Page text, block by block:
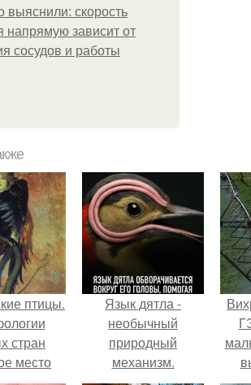
выяснили: скорость
напрямую зависит от
сосудов и работы
птицы.
стран
место
Язык дятла -
необычный
природный
механизм.